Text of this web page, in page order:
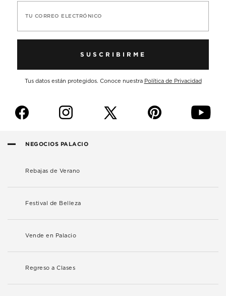
TU CORREO ELECTRÓNICO
SUSCRIBIRME
Tus datos están protegidos. Conoce nuestra Política de Privacidad
f i p y
NEGOCIOS PALACIO
Rebajas de Verano
Festival de Belleza
Vende en Palacio
Regreso a Clases